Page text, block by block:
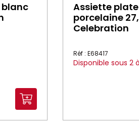
Assiette
porcelaine
Celebration
Réf : E68417
Disponible sous 2